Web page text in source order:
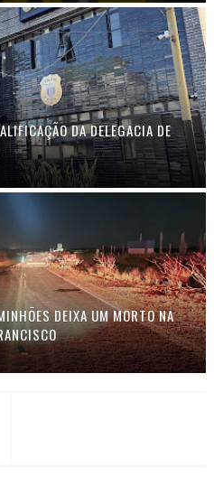
DA DELEGACIA DE
DEIXA UM MORTO NA